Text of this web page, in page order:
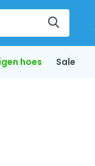
hoes Sale